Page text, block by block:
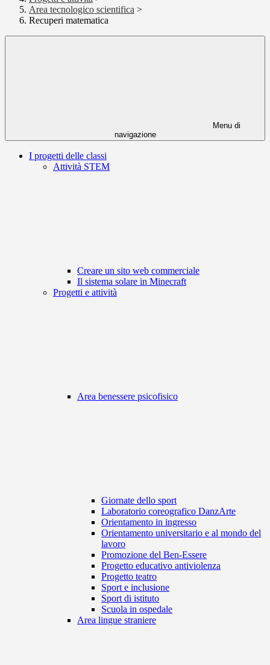
Area tecnologico scientifica >
Recuperi matematica
Menu di
navigazione
I progetti delle classi
Attività STEM
Creare un sito web commerciale
Il sistema solare in Minecraft
Progetti e attività
Area benessere psicofisico
Giornate dello sport
Laboratorio coreografico DanzArte
Orientamento in ingresso
Orientamento universitario e al mondo del
lavoro
Promozione del Ben-Essere
Progetto educativo antiviolenza
Progetto teatro
Sport e inclusione
Sport di istituto
Scuola in ospedale
Area lingue straniere